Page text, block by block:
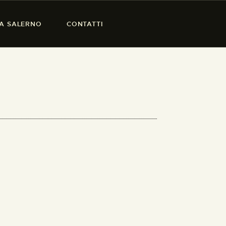
SALERNO CONTATTI